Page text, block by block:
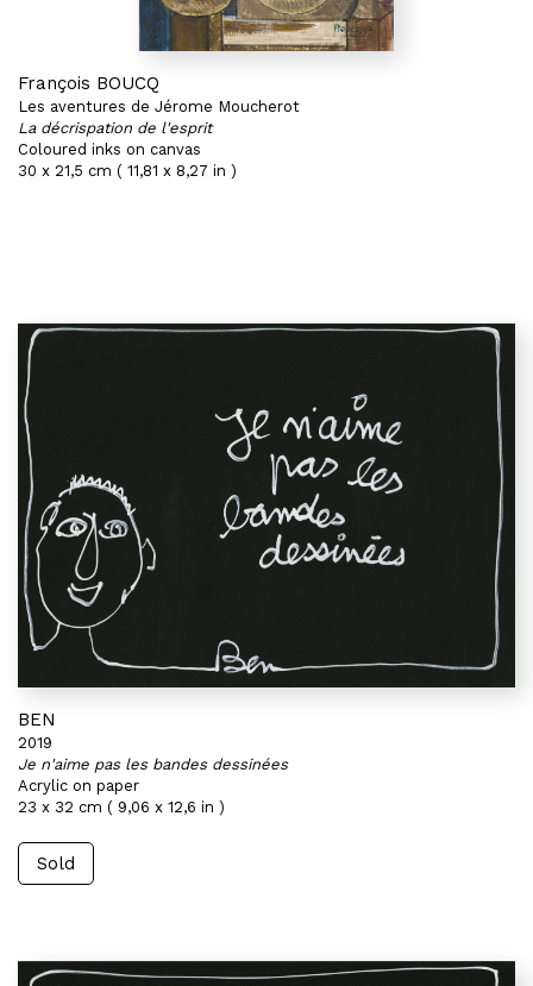
François BOUCQ
Les aventures de Jérome Moucherot
La décrispation de l'esprit
Coloured inks on canvas
30 x 21,5 cm ( 11,81 x 8,27 in )
BEN
2019
Je n'aime pas les bandes dessinées
Acrylic on paper
23 x 32 cm ( 9,06 x 12,6 in )
Sold